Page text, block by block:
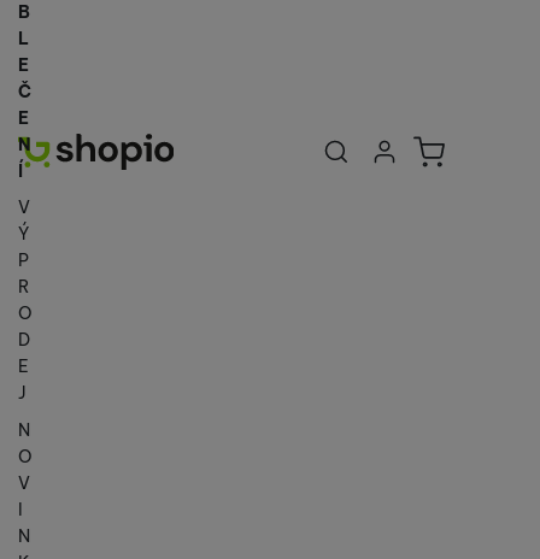
Uživatelská
Přihlásit se
Košík
B
L
E
Č
E
N
Í
V
Ý
P
R
O
D
E
J
N
O
V
I
N